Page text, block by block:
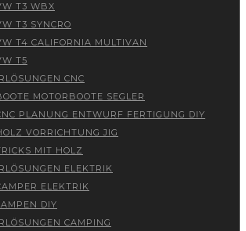
T3 WBX
T3 SYNCRO
T4 CALIFORNIA MULTIVAN
T5
CNC
MOTORBOOTE SEGLER
PLANUNG ENTWURF FERTIGUNG DIY
VORRICHTUNG JIG
MIT HOLZ
ELEKTRIK
ELEKTRIK
DIY
CAMPING